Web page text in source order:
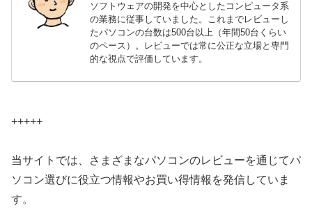
ソフトウェアの開発を中心としたコンピュータ系
の業務に従事していました。これまでレビューし
たパソコンの台数は500台以上（年間50台くらい
のペース）。レビューでは常に公正な立場と専門
的な視点で評価しています。
+++++
当サイトでは、さまざまなパソコンのレビューを通じてパ
ソコン選びに役立つ情報やお買い得情報を発信していま
す。